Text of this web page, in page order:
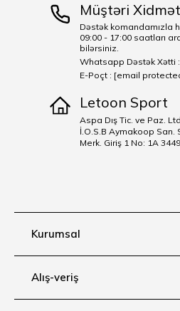
Kurumsal
Alış-veriş
Müştəri
Dəstək komandamızla
09:00 - 17:00 saatları
bilərsiniz.
Whatsapp Dəstək Xətti
E-Poçt : [email
Letoon Sport
Aspa Dış Tic. ve Paz.
İ.O.S.B Aymakoop San.
Merk. Giriş 1 No: 1A